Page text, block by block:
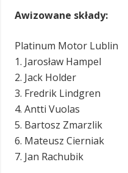
Awizowane składy:
Platinum Motor Lublin
1. Jarosław Hampel
2. Jack Holder
3. Fredrik Lindgren
4. Antti Vuolas
5. Bartosz Zmarzlik
6. Mateusz Cierniak
7. Jan Rachubik